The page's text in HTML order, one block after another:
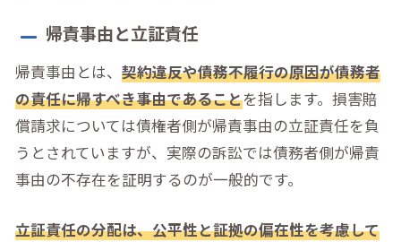
帰責事由と立証責任
帰責事由とは、 契約違反や債務不履行の原因が債務者
の責任に帰すべき事由であることを指します。損害賠
償請求については債権者側が帰責事由の立証責任を負
うとされていますが、実際の訴訟では債務者側が帰責
事由の不存在を証明するのが一般的です。
立証責任の分配は、公平性と証拠の偏在性を考慮して